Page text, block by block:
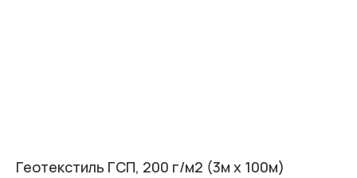
Геотекстиль ГСП, 200 г/м2 (3м х 100м)